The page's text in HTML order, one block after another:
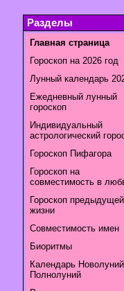
Разделы
Главная страница
Гороскоп на 2026 год
Лунный календарь
Ежедневный лунный
гороскоп
Индивидуальный
астрологический
Гороскоп Пифагора
Гороскоп на
совместимость в
Гороскоп предыдущей
жизни
Совместимость имен
Биоритмы
Календарь
Полнолуний